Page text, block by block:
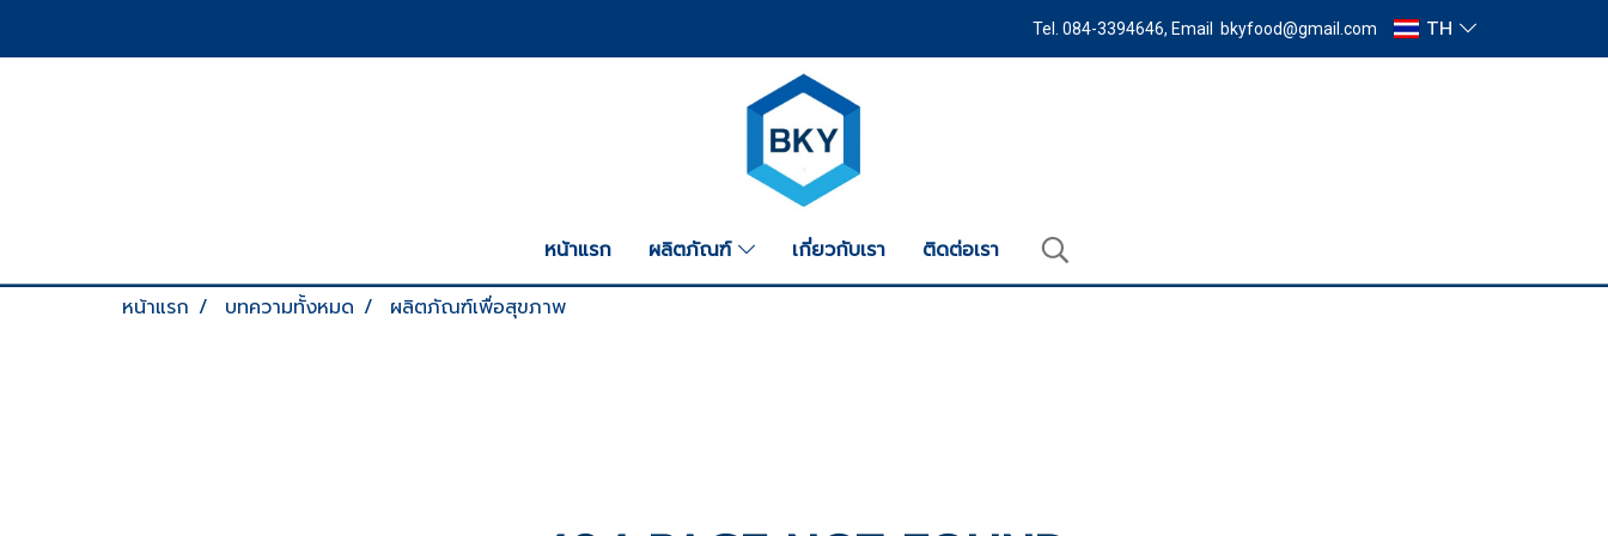
Tel. 084-3394646, Email bkyfood@gmail.com TH
หน้าแรก ผลิตภัณฑ์ เกี่ยวกับเรา
ติดต่อเรา
หน้าแรก
บทความทั้งหมด ผลิตภัณฑ์เพื่อสุขภาพ